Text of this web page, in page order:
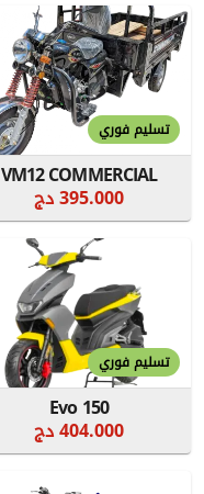
تسليم فوري
VM12 COMMERCIAL
395.000 دج
تسليم فوري
Evo 150
404.000 دج